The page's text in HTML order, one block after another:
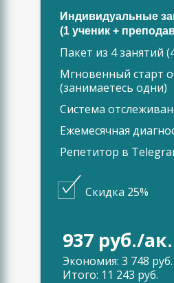
Индивидуальные
(1 ученик +
Пакет из 4 занятий
Мгновенный старт
(занимаетесь одни)
Система
Ежемесячная
Репетитор в
Скидка 25%
937 руб./
Экономия: 3 748 руб.
Итого: 11 243 руб.